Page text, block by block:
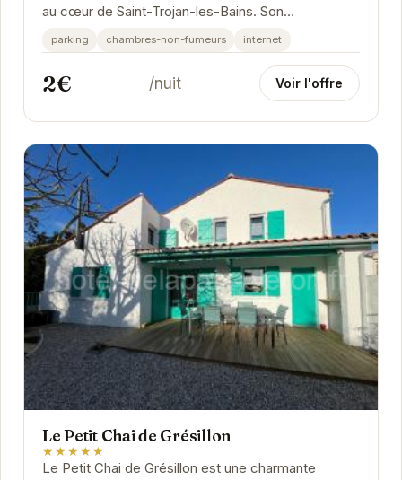
au cœur de Saint-Trojan-les-Bains. Son
emplacement privilégié offre un accès facile aux...
parking chambres-non-fumeurs internet
2€ /nuit Voir l'offre
Le Petit Chai de Grésillon
★★★★★
Le Petit Chai de Grésillon est une charmante